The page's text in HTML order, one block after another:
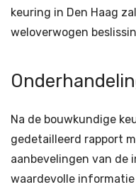
keuring in Den Haag
weloverwogen
Na de bouwkundige
gedetailleerd rapport
aanbevelingen van de
waardevolle